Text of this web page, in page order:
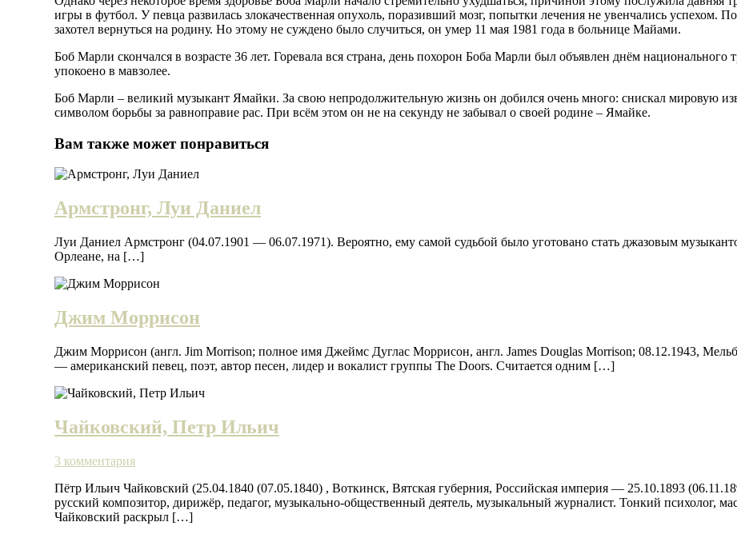
игры в футбол. У певца развилась злокачественная опухоль, поразивший мозг, попытки лечения не увенчались успехом.
захотел вернуться на родину. Но этому не суждено было случиться, он умер 11 мая 1981 года в больнице Майами.
Боб Марли скончался в возрасте 36 лет. Горевала вся страна, день похорон Боба Марли был объявлен днём
упокоено в мавзолее.
Боб Марли – великий музыкант Ямайки. За свою непродолжительную жизнь он добился очень много: снискал мировую
символом борьбы за равноправие рас. При всём этом он не на секунду не забывал о своей родине – Ямайке.
Вам также может понравиться
Армстронг, Луи Даниел
Луи Даниел Армстронг (04.07.1901 — 06.07.1971). Вероятно, ему самой судьбой было уготовано стать джазовым
Орлеане, на […]
Джим Моррисон
Джим Моррисон (англ. Jim Morrison; полное имя Джеймс Дуглас Моррисон, англ. James Douglas Morrison; 08.12.1943,
— американский певец, поэт, автор песен, лидер и вокалист группы The Doors. Считается одним […]
Чайковский, Петр Ильич
3 комментария
Пётр Ильич Чайковский (25.04.1840 (07.05.1840) , Воткинск, Вятская губерния, Российская империя — 25.10.1893
русский композитор, дирижёр, педагог, музыкально-общественный деятель, музыкальный журналист. Тонкий психолог,
Чайковский раскрыл […]